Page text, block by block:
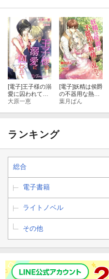
[電子]王子様の溺
愛に囚われて
【書下ろし・イ
大原一恵
[電子]妖精は侯爵
の不器用な熱情
に乱れて【書下
葉月ぱん
ランキング
総合
電子書籍
ライトノベル
その他